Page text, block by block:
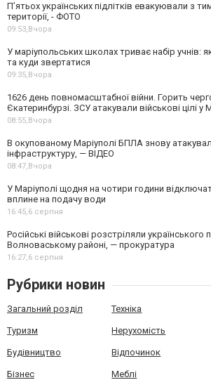
П’ятьох українських підлітків евакуювали з
території, - ФОТО
09:53,Вчора
У маріупольських школах триває набір учнів:
та куди звертатися
09:35,Вчора
1626 день повномасштабної війни. Горить
Єкатеринбурзі. ЗСУ атакували військові цілі у
08:55,Вчора
В окупованому Маріуполі БПЛА знову
інфраструктуру, — ВІДЕО
08:47,Вчора
У Маріуполі щодня на чотири години
вплине на подачу води
16:45,6 серпня
Російські військові розстріляли українського
Волноваському районі, — прокуратура
16:27,6 серпня
Рубрики новин
Загальний розділ Техніка
Туризм Нерухомість
Будівництво Відпочинок
Бізнес Меблі